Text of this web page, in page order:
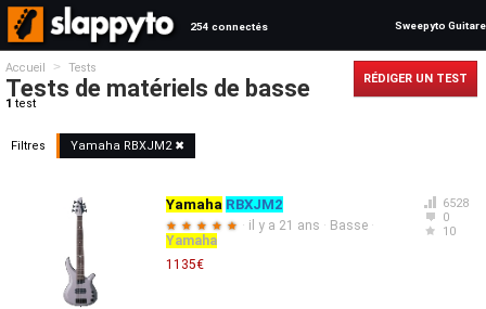
254 connectés Sweepyto Guitare
Accueil > Tests
Tests de matériels de basse
1 test
RÉDIGER UN TEST
Filtres Yamaha RBXJM2✖
6528
0
10
Yamaha RBXJM2
★ ★ ★ ★ ★ · il y a 21 ans · Basse ·
Yamaha
1135€